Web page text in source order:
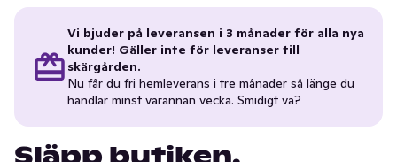
Vi bjuder på leveransen i 3 månader för alla nya
kunder! Gäller inte för leveranser till
skärgården.
Nu får du fri hemleverans i tre månader så länge du
handlar minst varannan vecka. Smidigt va?